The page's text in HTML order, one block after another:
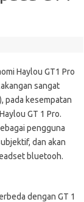
Haylou GT1 Pro
sangat
pada kesempatan
GT 1 Pro.
pengguna
dan akan
bluetooh.
dengan GT 1